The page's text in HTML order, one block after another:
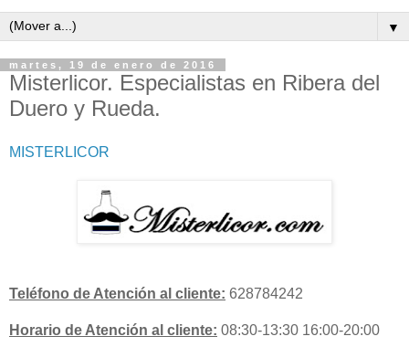
▼
martes, 19 de enero de 2016
Misterlicor. Especialistas en Ribera del
Duero y Rueda.
MISTERLICOR
Teléfono de Atención al cliente: 628784242
Horario de Atención al cliente: 08:30-13:30 16:00-20:00